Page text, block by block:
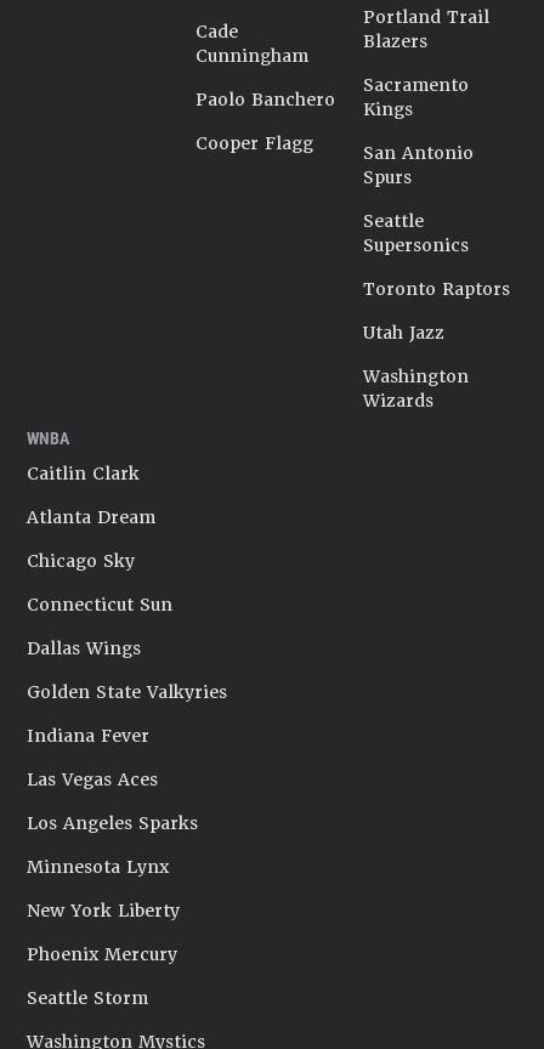
Cade
Cunningham
Paolo Banchero
Cooper Flagg
Portland Trail
Blazers
Sacramento
Kings
San Antonio
Spurs
Seattle
Supersonics
Toronto Raptors
Utah Jazz
Washington
Wizards
WNBA
Caitlin Clark
Atlanta Dream
Chicago Sky
Connecticut Sun
Dallas Wings
Golden State Valkyries
Indiana Fever
Las Vegas Aces
Los Angeles Sparks
Minnesota Lynx
New York Liberty
Phoenix Mercury
Seattle Storm
Washington Mystics